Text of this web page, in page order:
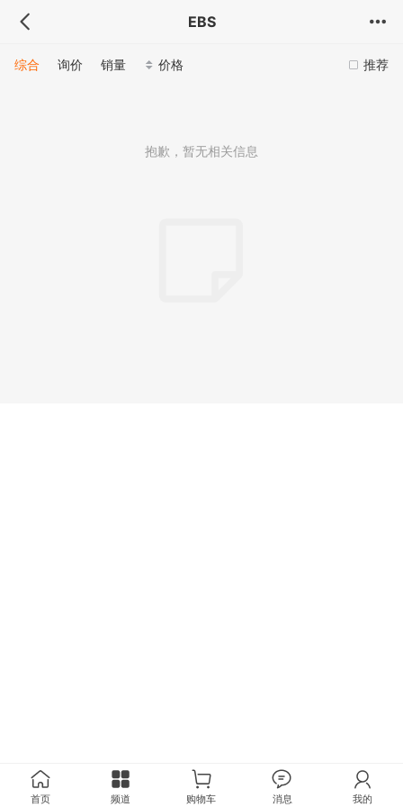
EBS
推荐
综合 询价 销量 价格
抱歉，暂无相关信息
首页 频道 购物车 消息 我的